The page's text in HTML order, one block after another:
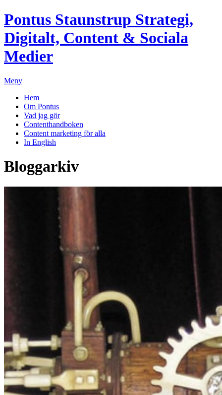
Pontus Staunstrup Strategi,
Digitalt, Content & Sociala
Medier
Meny
Hem
Om Pontus
Vad jag gör
Contenthandboken
Content marketing för alla
In English
Bloggarkiv